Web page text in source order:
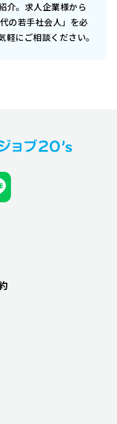
介。求人企業様から
の若手社会人」を必
にご相談ください。